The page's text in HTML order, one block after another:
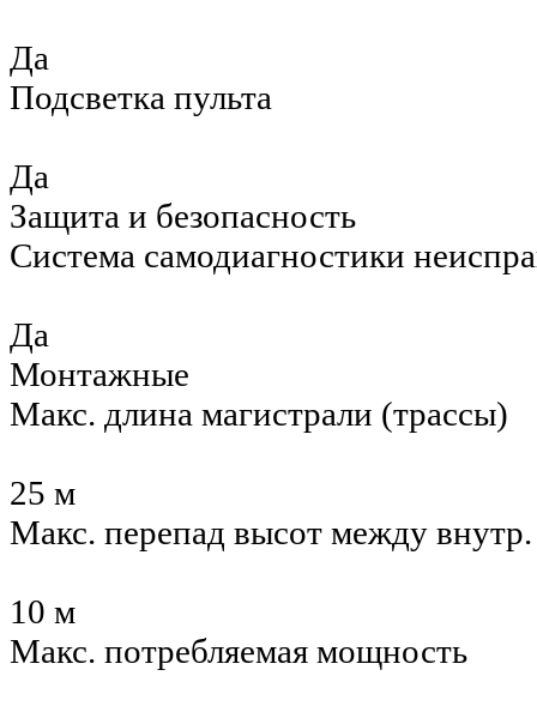
Да
Подсветка пульта
Да
Защита и безопасность
Система самодиагностики
Да
Монтажные
Макс. длина магистрали (трассы)
25 м
Макс. перепад высот между
10 м
Макс. потребляемая мощность